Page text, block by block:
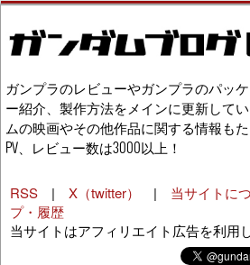
ガンプラのレビューやガンプラのパッ
ー紹介、製作方法をメインに更新して
ムの映画やその他作品に関する情報も
PV、レビュー数は3000以上！
RSS | X（twitter） | 当サイトに
プ・履歴
当サイトはアフィリエイト広告を利用